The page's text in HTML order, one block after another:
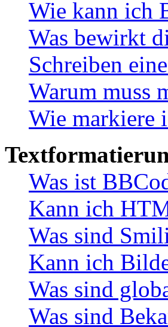
Wie kann ich
Was bewirkt
Schreiben
Warum muss
Wie markiere
Was ist
Kann ich
Was sind
Kann ich
Was sind
Was sind